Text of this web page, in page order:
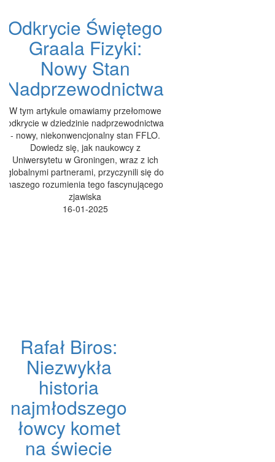
Odkrycie Świętego
Graala Fizyki:
Nowy Stan
Nadprzewodnictwa
W tym artykule omawiamy przełomowe
odkrycie w dziedzinie nadprzewodnictwa
- nowy, niekonwencjonalny stan FFLO.
Dowiedz się, jak naukowcy z
Uniwersytetu w Groningen, wraz z ich
globalnymi partnerami, przyczynili się do
naszego rozumienia tego fascynującego
zjawiska
16-01-2025
Rafał Biros:
Niezwykła
historia
najmłodszego
łowcy komet
na świecie